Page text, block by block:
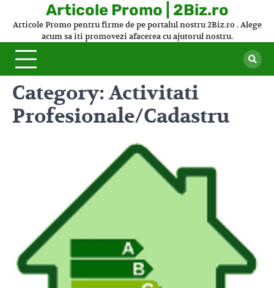
Articole Promo | 2Biz.ro
Articole Promo pentru firme de pe portalul nostru 2Biz.ro . Alege
acum sa iti promovezi afacerea cu ajutorul nostru.
Category:Activitati
Profesionale/Cadastru